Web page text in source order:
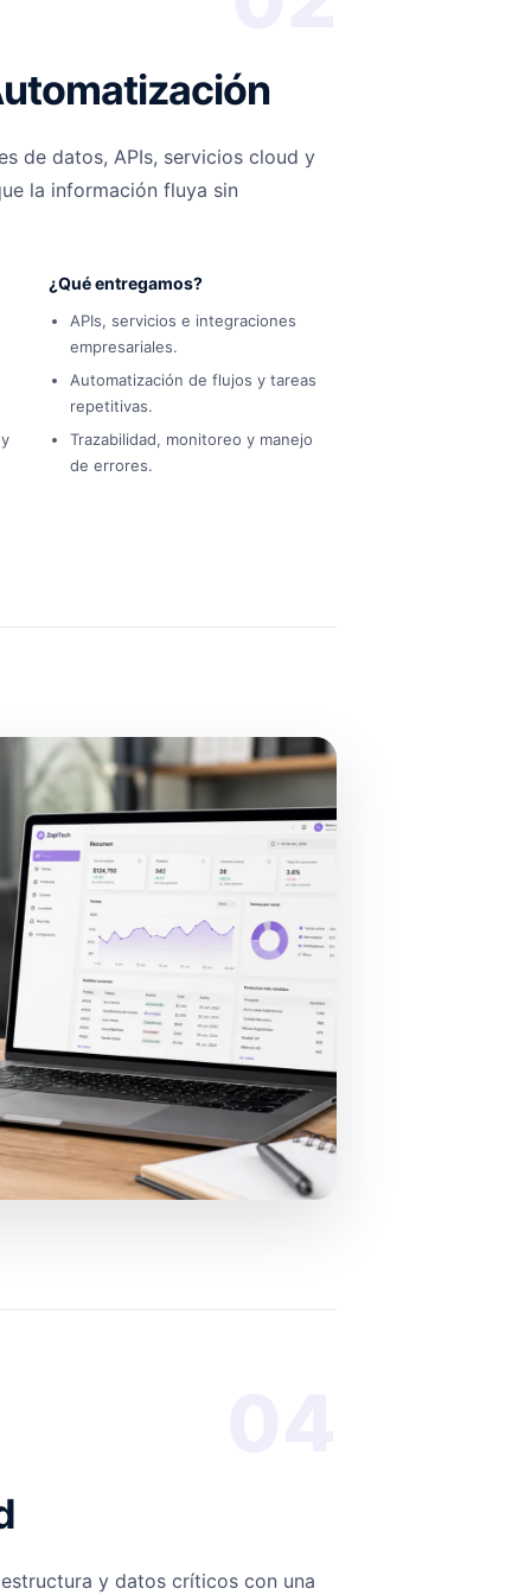
de datos, APIs, servicios cloud y
la información fluya sin
¿Qué entregamos?
APIs, servicios e integraciones
empresariales.
Automatización de flujos y tareas
repetitivas.
Trazabilidad, monitoreo y manejo
de errores.
y datos críticos con una